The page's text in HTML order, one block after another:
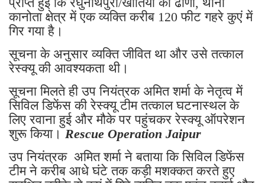
कानोता क्षेत्र में एक व्यक्ति करीब 120 फीट गहरे कुएं में
गिर गया है।
सूचना के अनुसार व्यक्ति जीवित था और उसे तत्काल
रेस्क्यू की आवश्यकता थी।
सूचना मिलते ही उप नियंत्रक अमित शर्मा के नेतृत्व में
सिविल डिफेंस की रेस्क्यू टीम तत्काल घटनास्थल के
लिए रवाना हुई और मौके पर पहुंचकर रेस्क्यू ऑपरेशन
शुरू किया। Rescue Operation Jaipur
उप नियंत्रक अमित शर्मा ने बताया कि सिविल डिफेंस
टीम ने करीब आधे घंटे तक कड़ी मशक्कत करते हुए